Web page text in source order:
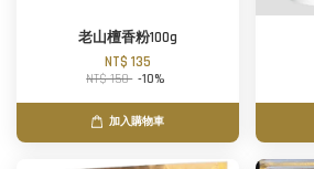
老山檀香粉100g
NT$ 135
NT$ 150 -10%
加入購物車